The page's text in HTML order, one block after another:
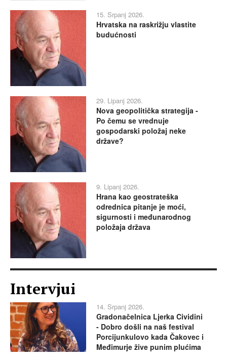
15. Srpanj 2026.
Hrvatska na raskrižju vlastite
budućnosti
29. Lipanj 2026.
Nova geopolitička strategija -
Po čemu se vrednuje
gospodarski položaj neke
države?
9. Lipanj 2026.
Hrana kao geostrateška
odrednica pitanje je moći,
sigurnosti i međunarodnog
položaja država
Intervjui
14. Srpanj 2026.
Gradonačelnica Ljerka Cividini
- Dobro došli na naš festival
Porcijunkulovo kada Čakovec i
Međimurje žive punim plućima